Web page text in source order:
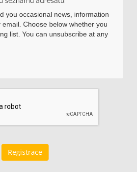
you occasional news, information
Choose below whether you
list. You can unsubscribe at any